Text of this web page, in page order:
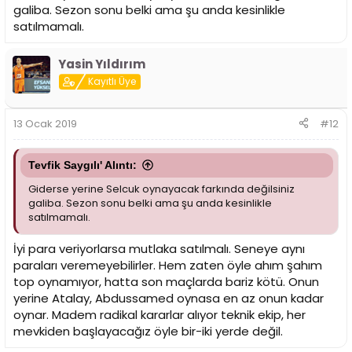
galiba. Sezon sonu belki ama şu anda kesinlikle
satılmamalı.
Yasin Yıldırım
Kayıtlı Üye
13 Ocak 2019 #12
Tevfik Saygılı' Alıntı:
Giderse yerine Selcuk oynayacak farkında değilsiniz
galiba. Sezon sonu belki ama şu anda kesinlikle
satılmamalı.
İyi para veriyorlarsa mutlaka satılmalı. Seneye aynı
paraları veremeyebilirler. Hem zaten öyle ahım şahım
top oynamıyor, hatta son maçlarda bariz kötü. Onun
yerine Atalay, Abdussamed oynasa en az onun kadar
oynar. Madem radikal kararlar alıyor teknik ekip, her
mevkiden başlayacağız öyle bir-iki yerde değil.